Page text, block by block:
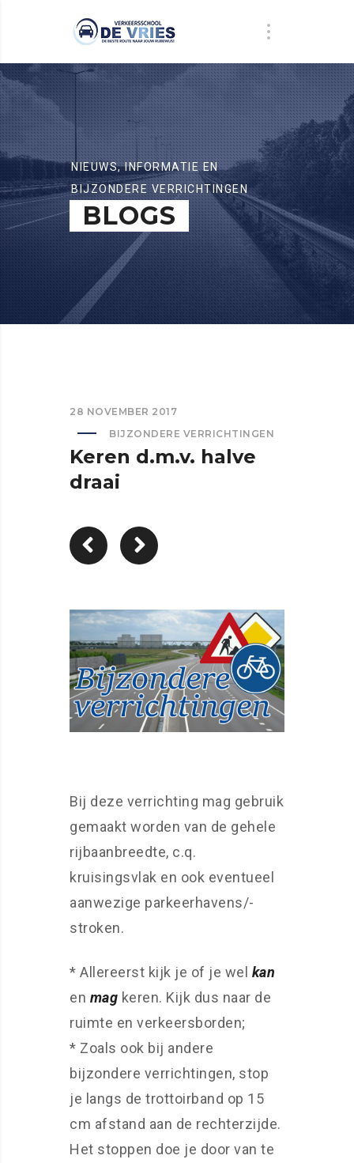
NIEUWS, INFORMATIE EN
BIJZONDERE VERRICHTINGEN
BLOGS
28 NOVEMBER 2017
BIJZONDERE VERRICHTINGEN
Keren d.m.v. halve
draai
Bij deze verrichting mag gebruik
gemaakt worden van de gehele
rijbaanbreedte, c.q.
kruisingsvlak en ook eventueel
aanwezige parkeerhavens/-
stroken.
* Allereerst kijk je of je wel kan
en mag keren. Kijk dus naar de
ruimte en verkeersborden;
* Zoals ook bij andere
bijzondere verrichtingen, stop
je langs de trottoirband op 15
cm afstand aan de rechterzijde.
Het stoppen doe je door van te